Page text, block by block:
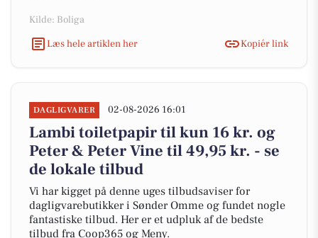
Kilde: Boliga
Læs hele artiklen her
Kopiér link
DAGLIGVARER 02-08-2026 16:01
Lambi toiletpapir til kun 16 kr. og
Peter & Peter Vine til 49,95 kr. - se
de lokale tilbud
Vi har kigget på denne uges tilbudsaviser for
dagligvarebutikker i Sønder Omme og fundet nogle
fantastiske tilbud. Her er et udpluk af de bedste
tilbud fra Coop365 og Meny.